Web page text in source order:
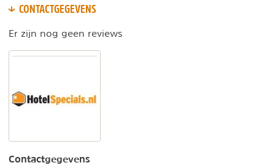
CONTACTGEGEVENS
Er zijn nog geen reviews
Contactgegevens